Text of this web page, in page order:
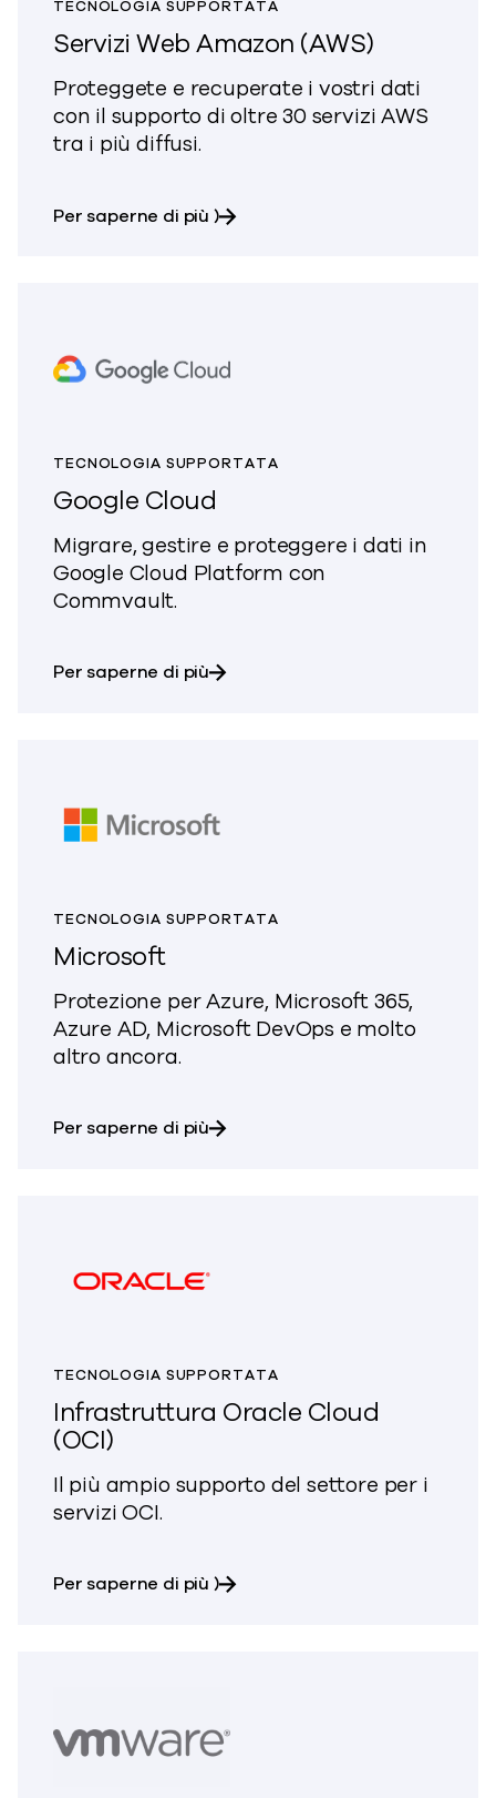
TECNOLOGIA SUPPORTATA
Servizi Web Amazon (AWS)
Proteggete e recuperate i vostri dati
con il supporto di oltre 30 servizi AWS
tra i più diffusi.
Per saperne di più su Amazon Web Services (AWS
)
TECNOLOGIA SUPPORTATA
Google Cloud
Migrare, gestire e proteggere i dati in
Google Cloud Platform con
Commvault.
Per saperne di piùsu Google Cloud
TECNOLOGIA SUPPORTATA
Microsoft
Protezione per Azure, Microsoft 365,
Azure AD, Microsoft DevOps e molto
altro ancora.
Per saperne di piùsu Microsoft
TECNOLOGIA SUPPORTATA
Infrastruttura Oracle Cloud
(OCI)
Il più ampio supporto del settore per i
servizi OCI.
Per saperne di più su Oracle Cloud Infrastructure
)